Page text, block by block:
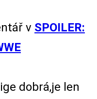
v SPOILER:
dobrá,je len